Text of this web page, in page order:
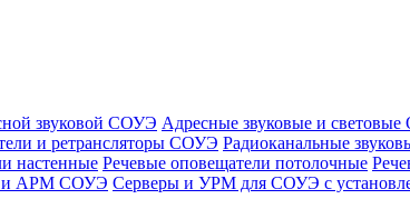
звуковой СОУЭ Адресные звуковые и
и ретрансляторы СОУЭ Радиоканальные
настенные Речевые оповещатели потолочные
и АРМ СОУЭ Серверы и УРМ для СОУЭ с